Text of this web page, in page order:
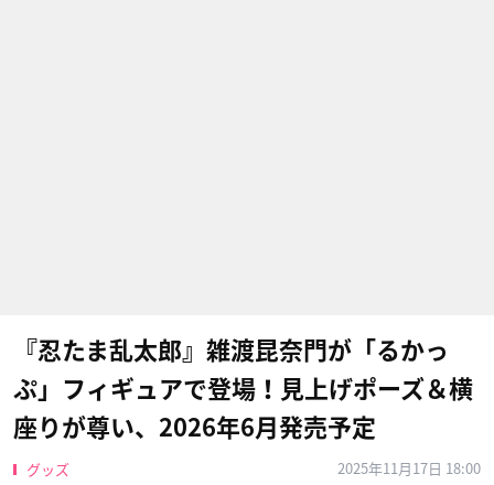
『忍たま乱太郎』雑渡昆奈門が「るかっ
ぷ」フィギュアで登場！見上げポーズ＆横
座りが尊い、2026年6月発売予定
グッズ 2025年11月17日 18:00